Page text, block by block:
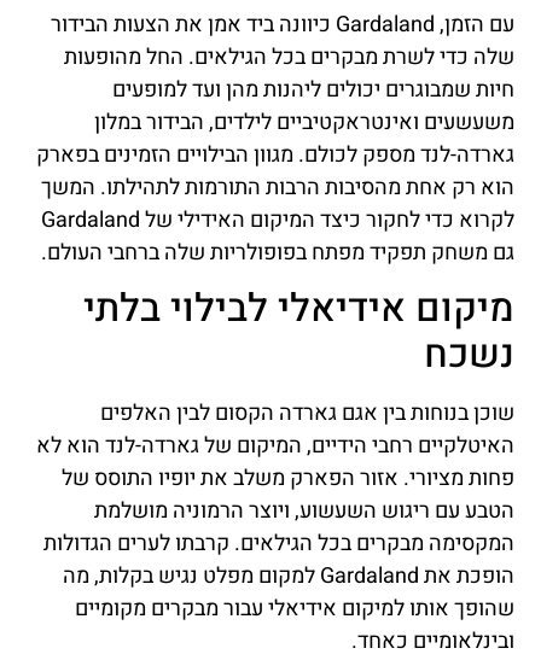
עם הזמן, Gardaland כיוונה ביד אמן את הצעות הבידור
שלה כדי לשרת מבקרים בכל הגילאים. החל מהופעות
חיות שמבוגרים יכולים ליהנות מהן ועד למופעים
משעשעים ואינטראקטיביים לילדים, הבידור במלון
גארדה-לנד מספק לכולם. מגוון הבילויים הזמינים בפארק
הוא רק אחת מהסיבות הרבות התורמות לתהילתו. המשך
לקרוא כדי לחקור כיצד המיקום האידילי של Gardaland
גם משחק תפקיד מפתח בפופולריות שלה ברחבי העולם.
מיקום אידיאלי לבילוי בלתי
נשכח
שוכן בנוחות בין אגם גארדה הקסום לבין האלפים
האיטלקיים רחבי הידיים, המיקום של גארדה-לנד הוא לא
פחות מציורי. אזור הפארק משלב את יופיו התוסס של
הטבע עם ריגוש השעשוע, ויוצר הרמוניה מושלמת
המקסימה מבקרים בכל הגילאים. קרבתו לערים הגדולות
הופכת את Gardaland למקום מפלט נגיש בקלות, מה
שהופך אותו למיקום אידיאלי עבור מבקרים מקומיים
ובינלאומיים כאחד.